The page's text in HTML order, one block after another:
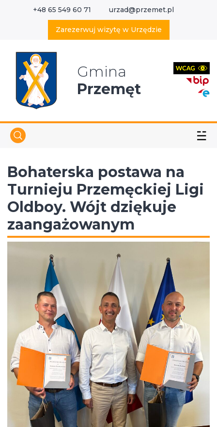
+48 65 549 60 71 urzad@przemet.pl
Zarezerwuj wizytę w Urzędzie
Gmina
Przemęt
☱
Bohaterska postawa na
Turnieju Przemęckiej Ligi
Oldboy. Wójt dziękuje
zaangażowanym
Wyszukaj w serwisie